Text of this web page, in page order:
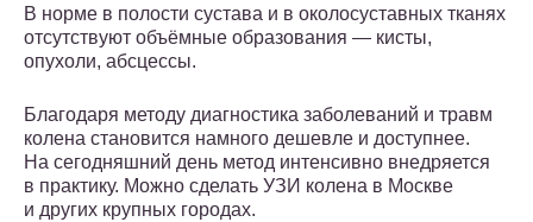
В норме в полости сустава и в околосуставных тканях
отсутствуют объёмные образования — кисты,
опухоли, абсцессы.
Благодаря методу диагностика заболеваний и травм
колена становится намного дешевле и доступнее.
На сегодняшний день метод интенсивно внедряется
в практику. Можно сделать УЗИ колена в Москве
и других крупных городах.